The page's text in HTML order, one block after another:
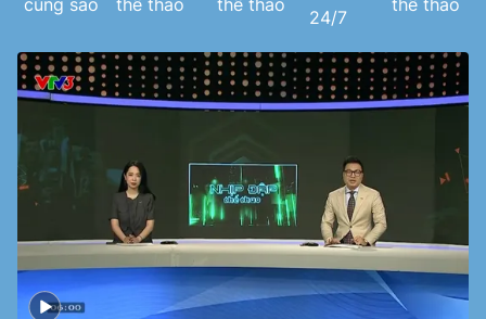
cùng sao
thể thao
thể thao
24/7
thể thao